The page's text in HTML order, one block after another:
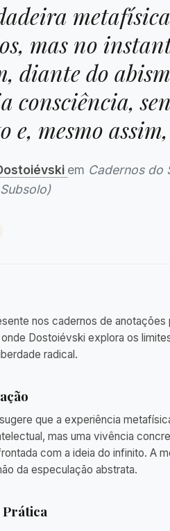
mas no
diante do
consciência,
mesmo
em Cadernos do
nos cadernos de
Dostoiévski explora os
radical.
que a experiência
mas uma vivência
com a ideia do infinito. A
da especulação abstrata.